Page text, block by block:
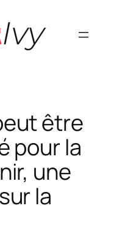
être
pour la
une
la